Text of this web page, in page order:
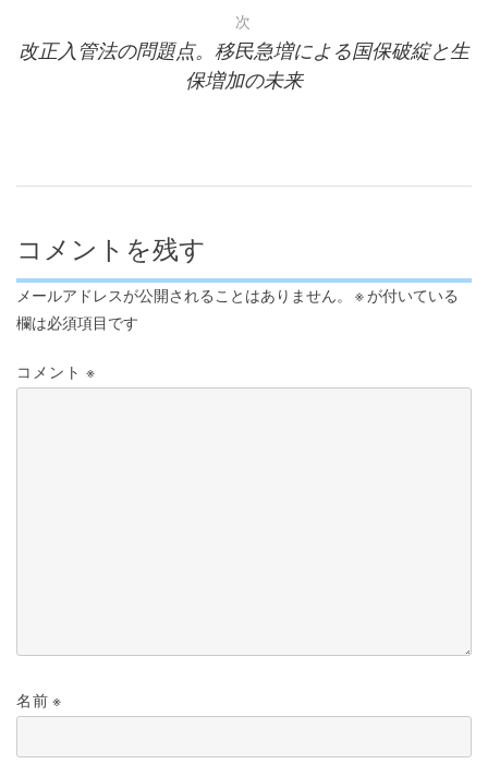
ゲ
ン
次
改正入管法の問題点。移民急増による国保破綻と生
保増加の未来
コメントを残す
メールアドレスが公開されることはありません。 ※が付いている
欄は必須項目です
コメント ※
名前※